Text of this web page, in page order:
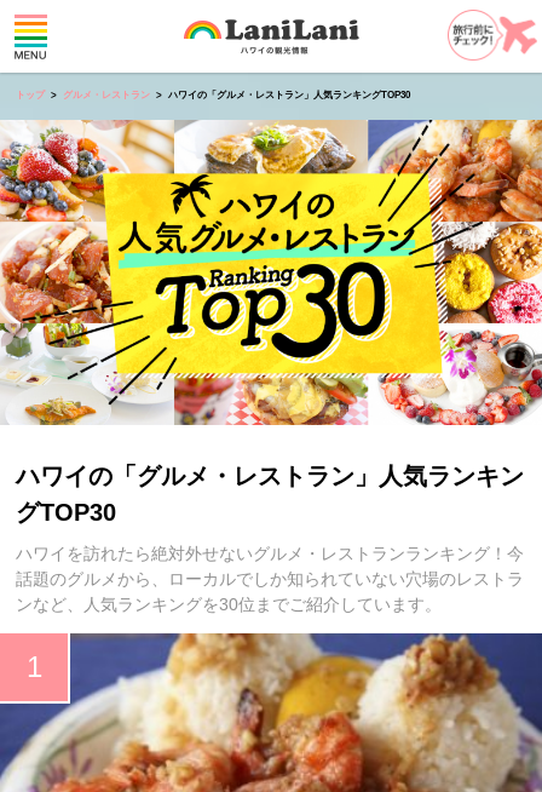
トップ グルメ・レストラン ハワイの「グルメ・レストラン」人気ランキングTOP30
ハワイの「グルメ・レストラン」人気ランキン
グTOP30
ハワイを訪れたら絶対外せないグルメ・レストランランキング！今
話題のグルメから、ローカルでしか知られていない穴場のレストラ
ンなど、人気ランキングを30位までご紹介しています。